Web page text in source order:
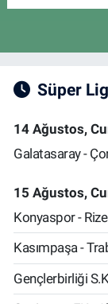
Süper
14 Ağustos,
Galatasaray -
15 Ağustos,
Konyaspor -
Kasımpaşa -
Gençlerbirliği